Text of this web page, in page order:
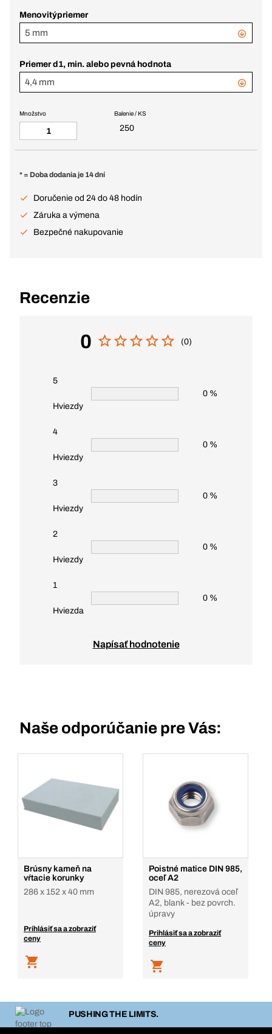
Menovitýpriemer
5 mm
Priemer d1, min. alebo pevná hodnota
4,4 mm
Balenie / KS
250
Množstvo
* = Doba dodania je 14 dní
Doručenie od 24 do 48 hodín
Záruka a výmena
Bezpečné nakupovanie
Recenzie
0 (0)
5
Hviezdy
0 %
4
Hviezdy
0 %
3
Hviezdy
0 %
2
Hviezdy
0 %
1
Hviezda
0 %
Napísať hodnotenie
Naše odporúčanie pre Vás:
Brúsny kameň na
vŕtacie korunky
286 x 152 x 40 mm
Prihlásiť sa a zobraziť
ceny
Poistné matice DIN 985,
oceľ A2
DIN 985, nerezová oceľ
A2, blank - bez povrch.
úpravy
Prihlásiť sa a zobraziť
ceny
PUSHING THE LIMITS.